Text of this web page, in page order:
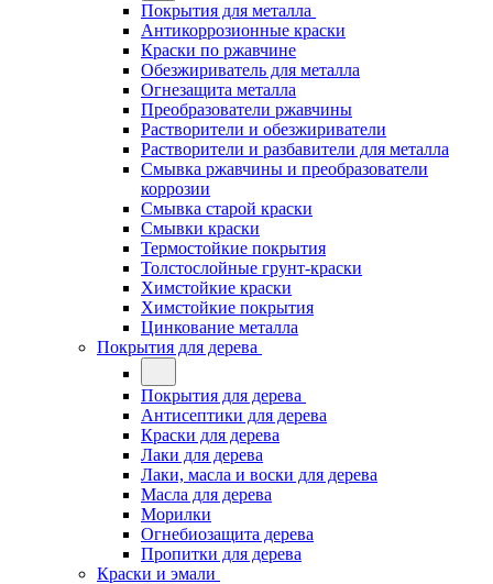
Покрытия для металла
Антикоррозионные краски
Краски по ржавчине
Обезжириватель для металла
Огнезащита металла
Преобразователи ржавчины
Растворители и обезжириватели
Растворители и разбавители для металла
Смывка ржавчины и преобразователи
коррозии
Смывка старой краски
Смывки краски
Термостойкие покрытия
Толстослойные грунт-краски
Химстойкие краски
Химстойкие покрытия
Цинкование металла
Покрытия для дерева
Покрытия для дерева
Антисептики для дерева
Краски для дерева
Лаки для дерева
Лаки, масла и воски для дерева
Масла для дерева
Морилки
Огнебиозащита дерева
Пропитки для дерева
Краски и эмали